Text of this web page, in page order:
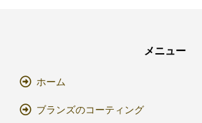
メニュー
ホーム
ブランズのコーティング